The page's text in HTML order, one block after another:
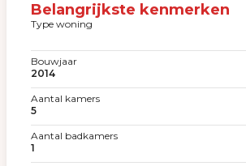
Belangrijkste kenmerken
Type woning
Bouwjaar
2014
Aantal kamers
5
Aantal badkamers
1